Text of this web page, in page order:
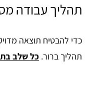
תהליך עבודה
כדי להבטיח תוצאה
תהליך ברור. כל שלב